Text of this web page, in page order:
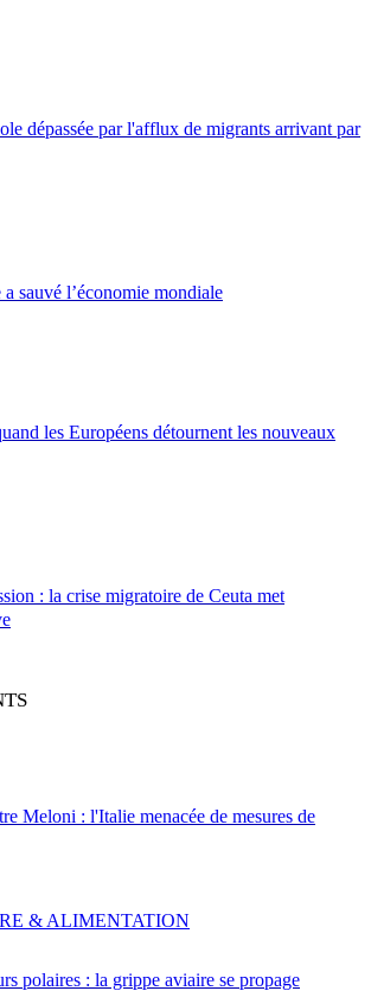
dépassée par l'afflux de migrants arrivant par
sauvé l’économie mondiale
les Européens détournent les nouveaux
: la crise migratoire de Ceuta met
Meloni : l'Italie menacée de mesures de
polaires : la grippe aviaire se propage
& ALIMENTATION